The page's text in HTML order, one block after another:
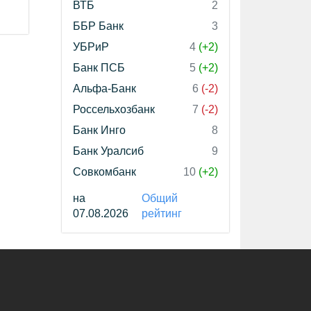
ВТБ
2
ББР Банк
3
УБРиР
4 (+2)
Банк ПСБ
5 (+2)
Альфа-Банк
6 (-2)
Россельхозбанк
7 (-2)
Банк Инго
8
Банк Уралсиб
9
Совкомбанк
10 (+2)
на
07.08.2026
Общий
рейтинг